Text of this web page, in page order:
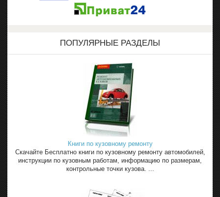
ПОПУЛЯРНЫЕ РАЗДЕЛЫ
Книги по кузовному ремонту
Скачайте Бесплатно книги по кузовному ремонту автомобилей,
инструкции по кузовным работам, информацию по размерам,
контрольные точки кузова. ...